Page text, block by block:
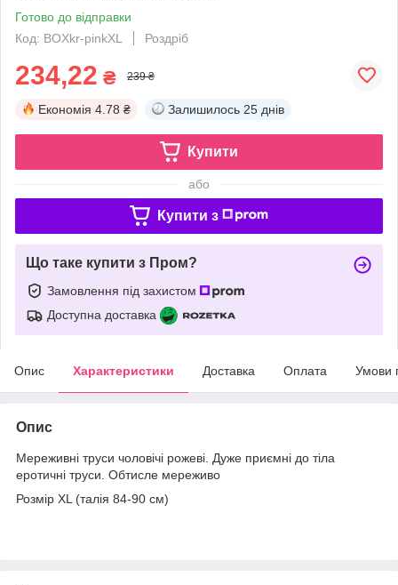
Готово до відправки
Код: BOXkr-pinkXL
Роздріб
234,22 ₴ 239 ₴
Економія 4.78 ₴ Залишилось 25 днів
Купити
або
Купити з
Що таке купити з Пром?
Замовлення під захистом
Доступна доставка
Опис Характеристики Доставка Оплата Умови
Опис
Мереживні труси чоловічі рожеві. Дуже приємні до тіла
еротичні труси. Обтисле мереживо
Розмір XL (талія 84-90 см)